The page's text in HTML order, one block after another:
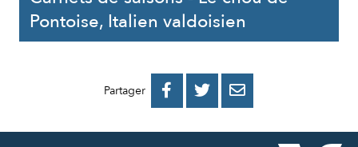
Pontoise, Italien valdoisien
Partager 
PARTAGER
PARTAGER
PARTAGER